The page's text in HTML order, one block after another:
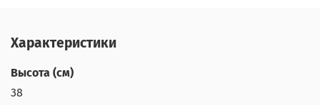
Характеристики
Высота (см)
38